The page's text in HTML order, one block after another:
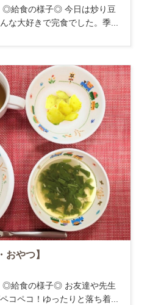
◎給食の様子◎ 今日は炒り豆
な大好きで完食でした。季...
おやつ】
◎給食の様子◎ お友達や先生
コペコ！ゆったりと落ち着...